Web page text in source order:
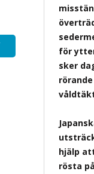
för
sker
hjälp
rösta